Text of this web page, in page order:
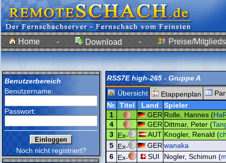
Home - Download - Preise/
Benutzerbereich
Benutzername:
Passwort:
Noch nicht registriert?
RSS7E high-265 - Gruppe A
Übersicht
Etappenplan
Nr. Titel Land
Spieler
1
GER Rolle, Hannes (
4
GER Dittmar, Peter (
3 Ex- AUT Knogler, Renald (
5 Ex- GER wanaka
6 Ex- SUI Nogler, Schimun (